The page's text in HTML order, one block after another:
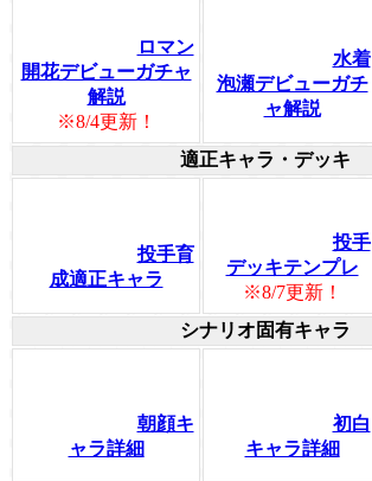
ロマン
開花デビューガチャ
解説
※8/4更新！
水着
泡瀬デビューガチ
ャ解説
適正キャラ・デッキ
投手育
成適正キャラ
投手
デッキテンプレ
※8/7更新！
シナリオ固有キャラ
朝顔キ
ャラ詳細
初白
キャラ詳細